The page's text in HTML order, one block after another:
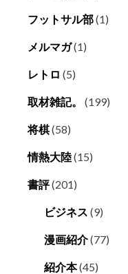
フットサル部(1)
メルマガ(1)
レトロ (5)
取材雑記。 (199)
将棋(58)
情熱大陸(15)
書評(201)
ビジネス (9)
漫画紹介(77)
紹介本(45)